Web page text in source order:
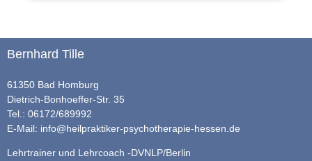
Bernhard Tille
61350 Bad Homburg
Dietrich-Bonhoeffer-Str. 35
Tel.: 06172/689992
E-Mail: info@heilpraktiker-psychotherapie-hessen.de
Lehrtrainer und Lehrcoach -DVNLP/Berlin